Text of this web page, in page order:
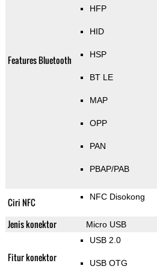
Features Bluetooth
HFP
HID
HSP
BT LE
MAP
OPP
PAN
PBAP/PAB
Ciri NFC NFC Disokong
Jenis konektor Micro USB
Fitur konektor
USB 2.0
USB OTG